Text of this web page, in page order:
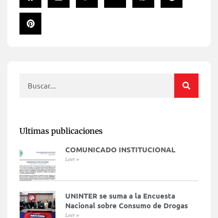
Ultimas publicaciones
COMUNICADO INSTITUCIONAL
Leer »
UNINTER se suma a la Encuesta
Nacional sobre Consumo de Drogas
Leer »